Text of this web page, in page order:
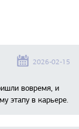
2026-02-15
вовремя, и
этапу в карьере.